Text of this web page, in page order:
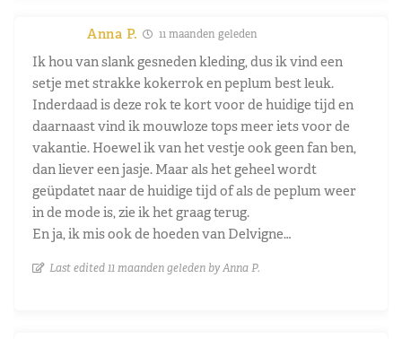
Anna P. 11 maanden geleden
Ik hou van slank gesneden kleding, dus ik vind een
setje met strakke kokerrok en peplum best leuk.
Inderdaad is deze rok te kort voor de huidige tijd en
daarnaast vind ik mouwloze tops meer iets voor de
vakantie. Hoewel ik van het vestje ook geen fan ben,
dan liever een jasje. Maar als het geheel wordt
geüpdatet naar de huidige tijd of als de peplum weer
in de mode is, zie ik het graag terug.
En ja, ik mis ook de hoeden van Delvigne…
Last edited 11 maanden geleden by Anna P.